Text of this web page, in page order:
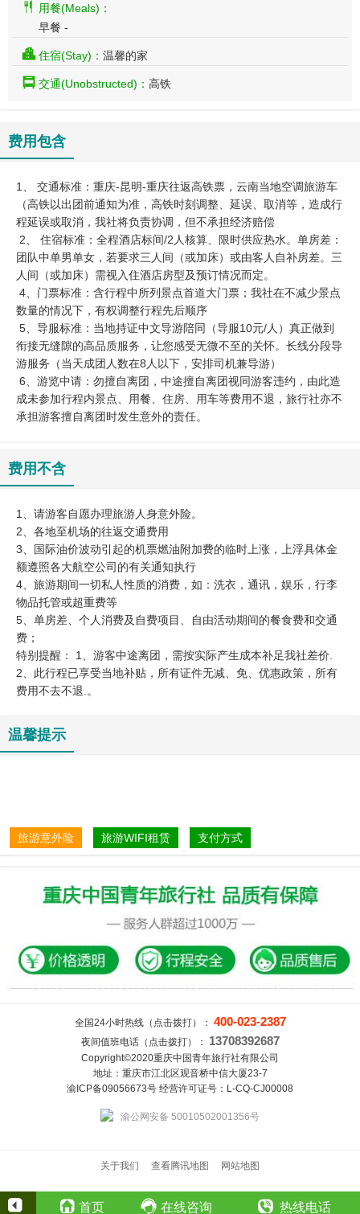
用餐(Meals)：
早餐 -
住宿(Stay)： 温馨的家
交通(Unobstructed)： 高铁
费用包含
1、 交通标准：重庆-昆明-重庆往返高铁票，云南当地空调旅游车
（高铁以出团前通知为准，高铁时刻调整、延误、取消等，造成行
程延误或取消，我社将负责协调，但不承担经济赔偿
2、 住宿标准：全程酒店标间/2人核算、限时供应热水。单房差：
团队中单男单女，若要求三人间（或加床）或由客人自补房差。三
人间（或加床）需视入住酒店房型及预订情况而定。
4、门票标准：含行程中所列景点首道大门票；我社在不减少景点
数量的情况下，有权调整行程先后顺序
​5、导服标准：当地持证中文导游陪同（导服10元/人）真正做到
衔接无缝隙的高品质服务，让您感受无微不至的关怀。长线分段导
游服务（当天成团人数在8人以下，安排司机兼导游）
6、游览中请：勿擅自离团，中途擅自离团视同游客违约，由此造
成未参加行程内景点、用餐、住房、用车等费用不退，旅行社亦不
承担游客擅自离团时发生意外的责任。
费用不含
1、请游客自愿办理旅游人身意外险。
2、各地至机场的往返交通费用
3、国际油价波动引起的机票燃油附加费的临时上涨，上浮具体金
额遵照各大航空公司的有关通知执行
4、旅游期间一切私人性质的消费，如：洗衣，通讯，娱乐，行李
物品托管或超重费等
5、单房差、个人消费及自费项目、自由活动期间的餐食费和交通
费；
特别提醒： 1、游客中途离团，需按实际产生成本补足我社差价.
2、此行程已享受当地补贴，所有证件无减、免、优惠政策，所有
费用不去不退.。
温馨提示
旅游意外险 旅游WIFI租赁 支付方式
全国24小时热线（点击拨打）： 400-023-2387
夜间值班电话（点击拨打）： 13708392687
Copyright©2020重庆中国青年旅行社有限公司
地址：重庆市江北区观音桥中信大厦23-7
渝ICP备09056673号 经营许可证号：L-CQ-CJ00008
渝公网安备 50010502001356号
关于我们 查看腾讯地图 网站地图
首页 在线咨询 热线电话